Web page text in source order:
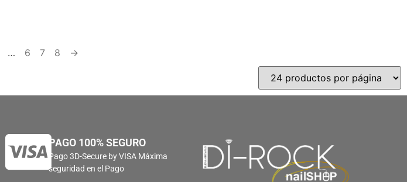
… 6 7 8 →
PAGO 100% SEGURO
Pago 3D-Secure by VISA Máxima
seguridad en el Pago